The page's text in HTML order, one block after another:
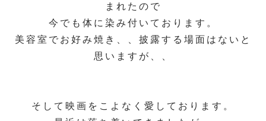
まれたので
今でも体に染み付いております。
美容室でお好み焼き、、披露する場面はないと
思いますが、、
そして映画をこよなく愛しております。